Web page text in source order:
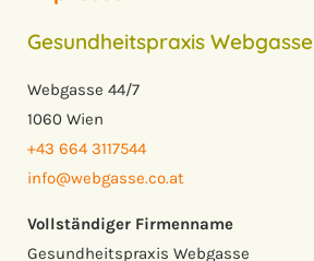
Gesundheitspraxis Webgasse
Webgasse 44/7
1060 Wien
+43 664 3117544
info@webgasse.co.at
Vollständiger Firmenname
Gesundheitspraxis Webgasse